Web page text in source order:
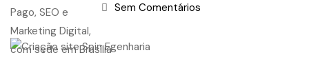
Sem Comentários